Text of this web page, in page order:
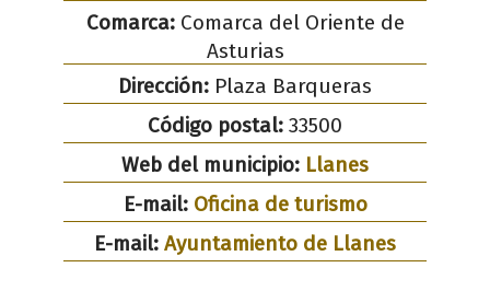
Comarca:Comarca del Oriente de
Asturias
Dirección: Plaza Barqueras
Código postal: 33500
Web del municipio: Llanes
E-mail: Oficina de turismo
E-mail: Ayuntamiento de Llanes